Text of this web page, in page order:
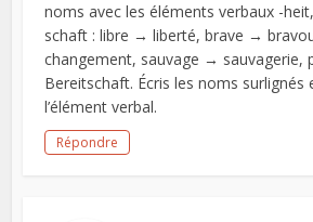
noms avec les éléments verbaux -
schaft : libre → liberté, brave →
changement, sauvage → sauvagerie,
Bereitschaft. Écris les noms surlignés
l’élément verbal.
Répondre